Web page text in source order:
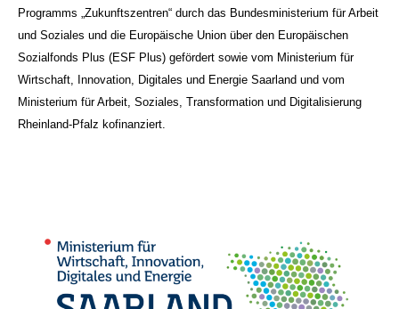
Programms „Zukunftszentren“ durch das Bundesministerium für Arbeit
und Soziales und die Europäische Union über den Europäischen
Sozialfonds Plus (ESF Plus) gefördert sowie vom Ministerium für
Wirtschaft, Innovation, Digitales und Energie Saarland und vom
Ministerium für Arbeit, Soziales, Transformation und Digitalisierung
Rheinland-Pfalz kofinanziert.